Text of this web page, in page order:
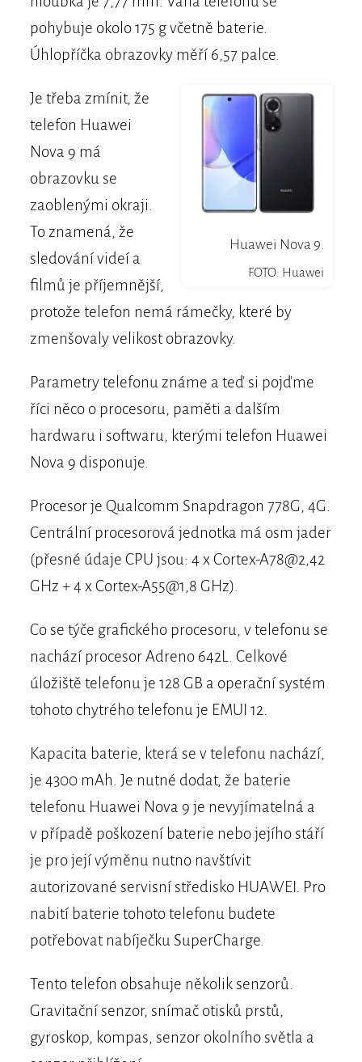
pohybuje okolo 175 g včetně baterie.
Úhlopříčka obrazovky měří 6,57 palce.
Huawei Nova 9.
FOTO: Huawei
Je třeba zmínit, že
telefon Huawei
Nova 9 má
obrazovku se
zaoblenými okraji.
To znamená, že
sledování videí a
filmů je příjemnější,
protože telefon nemá rámečky, které by
zmenšovaly velikost obrazovky.
Parametry telefonu známe a teď si pojďme
říci něco o procesoru, paměti a dalším
hardwaru i softwaru, kterými telefon Huawei
Nova 9 disponuje.
Procesor je Qualcomm Snapdragon 778G, 4G.
Centrální procesorová jednotka má osm jader
(přesné údaje CPU jsou: 4 x Cortex-A78@2,42
GHz + 4 x Cortex-A55@1,8 GHz).
Co se týče grafického procesoru, v telefonu se
nachází procesor Adreno 642L. Celkové
úložiště telefonu je 128 GB a operační systém
tohoto chytrého telefonu je EMUI 12.
Kapacita baterie, která se v telefonu nachází,
je 4300 mAh. Je nutné dodat, že baterie
telefonu Huawei Nova 9 je nevyjímatelná a
v případě poškození baterie nebo jejího stáří
je pro její výměnu nutno navštívit
autorizované servisní středisko HUAWEI. Pro
nabití baterie tohoto telefonu budete
potřebovat nabíječku SuperCharge.
Tento telefon obsahuje několik senzorů.
Gravitační senzor, snímač otisků prstů,
gyroskop, kompas, senzor okolního světla a